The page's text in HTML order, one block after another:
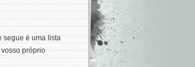
segue é uma lista
próprio